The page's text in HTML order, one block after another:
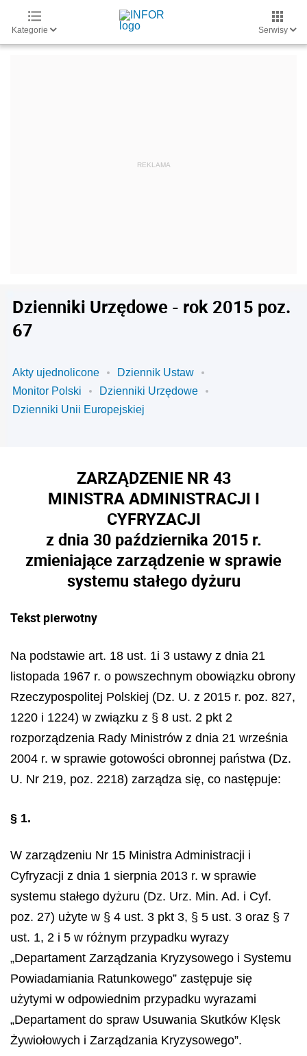
Kategorie Serwisy
Dzienniki Urzędowe - rok 2015 poz.
67
Akty ujednolicone
Dziennik Ustaw
Monitor Polski
Dzienniki Urzędowe
Dzienniki Unii Europejskiej
ZARZĄDZENIE NR 43
MINISTRA ADMINISTRACJI I
CYFRYZACJI
z dnia 30 października 2015 r.
zmieniające zarządzenie w sprawie
systemu stałego dyżuru
Tekst pierwotny
Na podstawie art. 18 ust. 1i 3 ustawy z dnia 21
listopada 1967 r. o powszechnym obowiązku obrony
Rzeczypospolitej Polskiej (Dz. U. z 2015 r. poz. 827,
1220 i 1224) w związku z § 8 ust. 2 pkt 2
rozporządzenia Rady Ministrów z dnia 21 września
2004 r. w sprawie gotowości obronnej państwa (Dz.
U. Nr 219, poz. 2218) zarządza się, co następuje:
§ 1.
W zarządzeniu Nr 15 Ministra Administracji i
Cyfryzacji z dnia 1 sierpnia 2013 r. w sprawie
systemu stałego dyżuru (Dz. Urz. Min. Ad. i Cyf.
poz. 27) użyte w § 4 ust. 3 pkt 3, § 5 ust. 3 oraz § 7
ust. 1, 2 i 5 w różnym przypadku wyrazy
„Departament Zarządzania Kryzysowego i Systemu
Powiadamiania Ratunkowego” zastępuje się
użytymi w odpowiednim przypadku wyrazami
„Departament do spraw Usuwania Skutków Klęsk
Żywiołowych i Zarządzania Kryzysowego”.